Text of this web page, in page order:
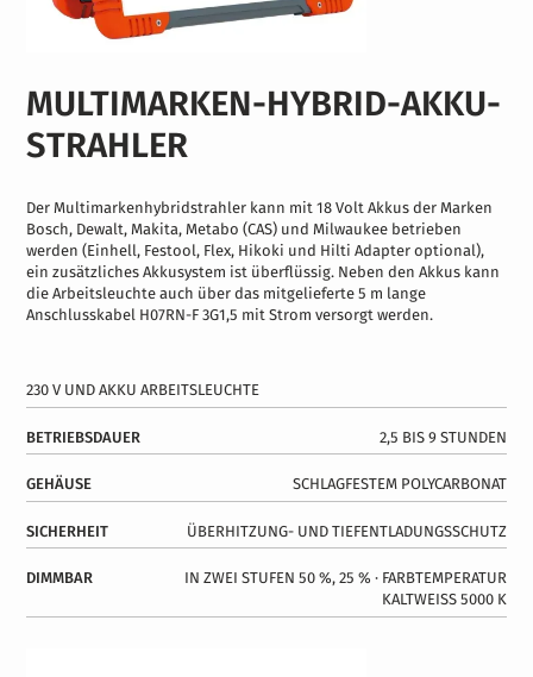
MULTIMARKEN-HYBRID-AKKU-
STRAHLER
Der Multimarkenhybridstrahler kann mit 18 Volt Akkus der Marken
Bosch, Dewalt, Makita, Metabo (CAS) und Milwaukee betrieben
werden (Einhell, Festool, Flex, Hikoki und Hilti Adapter optional),
ein zusätzliches Akkusystem ist überflüssig. Neben den Akkus kann
die Arbeitsleuchte auch über das mitgelieferte 5 m lange
Anschlusskabel H07RN-F 3G1,5 mit Strom versorgt werden.
230 V UND AKKU ARBEITSLEUCHTE
BETRIEBSDAUER 2,5 BIS 9 STUNDEN
GEHÄUSE SCHLAGFESTEM POLYCARBONAT
SICHERHEIT ÜBERHITZUNG- UND TIEFENTLADUNGSSCHUTZ
DIMMBAR
IN ZWEI STUFEN 50 %, 25 % ∙ FARBTEMPERATUR
KALTWEISS 5000 K